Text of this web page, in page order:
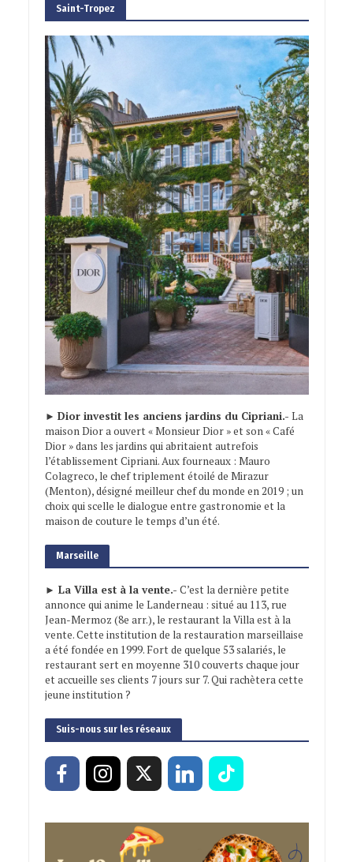
Saint-Tropez
► Dior investit les anciens jardins du Cipriani.- La
maison Dior a ouvert « Monsieur Dior » et son « Café
Dior » dans les jardins qui abritaient autrefois
l’établissement Cipriani. Aux fourneaux : Mauro
Colagreco, le chef triplement étoilé de Mirazur
(Menton), désigné meilleur chef du monde en 2019 ; un
choix qui scelle le dialogue entre gastronomie et la
maison de couture le temps d’un été.
Marseille
► La Villa est à la vente.- C’est la dernière petite
annonce qui anime le Landerneau : situé au 113, rue
Jean-Mermoz (8e arr.), le restaurant la Villa est à la
vente. Cette institution de la restauration marseillaise
a été fondée en 1999. Fort de quelque 53 salariés, le
restaurant sert en moyenne 310 couverts chaque jour
et accueille ses clients 7 jours sur 7. Qui rachètera cette
jeune institution ?
Suis-nous sur les réseaux